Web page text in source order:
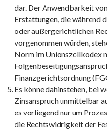
dar. Der Anwendbarkeit
Erstattungen, die während
oder außergerichtlichen
vorgenommen würden,
Norm im Unionszollkodex
Finanzgerichtsordnung
Es könne dahinstehen, bei
Zinsanspruch unmittelbar
es vorliegend nur um
die Rechtswidrigkeit der